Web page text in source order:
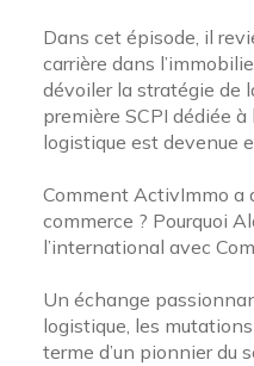
Dans cet épisode, il
carrière dans
dévoiler la stratégie de
première SCPI dédiée
logistique est devenue
Comment ActivImmo a
commerce ? Pourquoi
l’international avec
Un échange
logistique, les
terme d’un pionnier du